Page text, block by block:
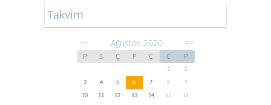
Takvim
<< Ağustos 2026 >>
P S Ç P C C P
1
2
3
4 5 6 7 8
9
10
11 12 13 14 15
16